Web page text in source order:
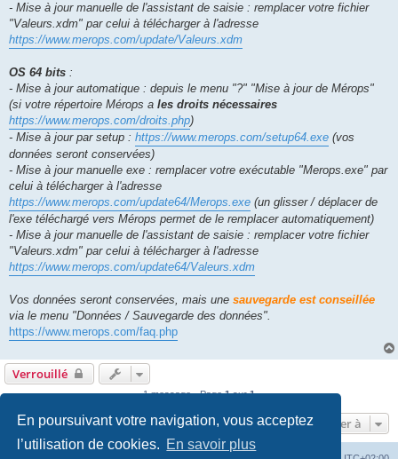
En poursuivant votre navigation, vous acceptez
l’utilisation de cookies. En savoir plus
- Mise à jour manuelle de l'assistant de saisie : remplacer votre fichier
"Valeurs.xdm" par celui à télécharger à l'adresse
https://www.merops.com/update/Valeurs.xdm
OS 64 bits :
- Mise à jour automatique : depuis le menu "?" "Mise à jour de Mérops"
(si votre répertoire Mérops a les droits nécessaires
https://www.merops.com/droits.php)
- Mise à jour par setup : https://www.merops.com/setup64.exe (vos
données seront conservées)
- Mise à jour manuelle exe : remplacer votre exécutable "Merops.exe" par
celui à télécharger à l'adresse
https://www.merops.com/update64/Merops.exe (un glisser / déplacer de
l'exe téléchargé vers Mérops permet de le remplacer automatiquement)
- Mise à jour manuelle de l'assistant de saisie : remplacer votre fichier
"Valeurs.xdm" par celui à télécharger à l'adresse
https://www.merops.com/update64/Valeurs.xdm
Vos données seront conservées, mais une sauvegarde est conseillée
via le menu "Données / Sauvegarde des données".
https://www.merops.com/faq.php
Verrouillé
1 message • Page1sur1
Aller à